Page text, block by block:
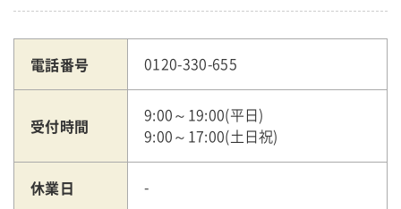
電話番号 0120-330-655
受付時間
9:00～19:00(平日)
9:00～17:00(土日祝)
休業日 -